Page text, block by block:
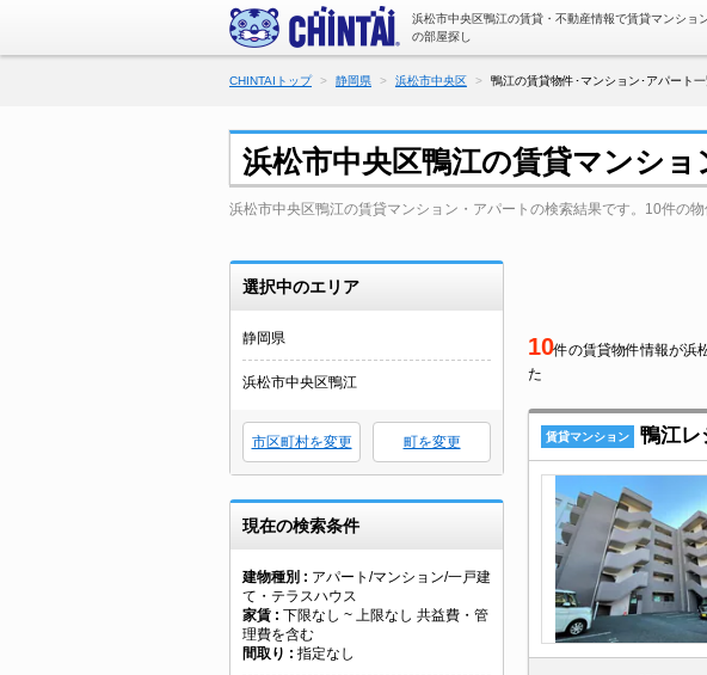
浜松市中央区鴨江の賃貸・不動産情報で賃貸マンショ
の部屋探し
CHINTAIトップ 静岡県 浜松市中央区 鴨江の賃貸物件･マンション･アパート
浜松市中央区鴨江の賃貸マンシ
浜松市中央区鴨江の賃貸マンション・アパートの検索結果です。10件の
選択中のエリア
静岡県
浜松市中央区鴨江
市区町村を変更 町を変更
現在の検索条件
建物種別
アパート/マンション/一戸建
て・テラスハウス
家賃
下限なし ~ 上限なし 共益費・管
理費を含む
間取り
指定なし
10件の賃貸物件情報が浜
た
賃貸マンション 鴨江レ